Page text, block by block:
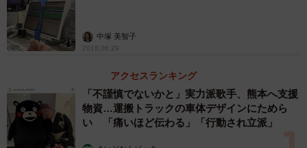
中塚 美智子
2018.06.29
アクセスランキング
「不謹慎でないかと」実力派歌手、熊本へ支援
物資…運搬トラックの車体デザインにためら
い 「痛いほど伝わる」「行動され立派」